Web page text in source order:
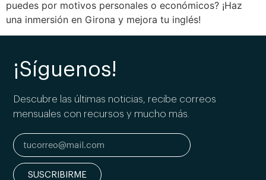
puedes por motivos personales o económicos? ¡Haz
una inmersión en Girona y mejora tu inglés!
¡Síguenos!
Descubre las últimas noticias, recibe correos
mensuales con recursos y mucho más.
SUSCRIBIRME